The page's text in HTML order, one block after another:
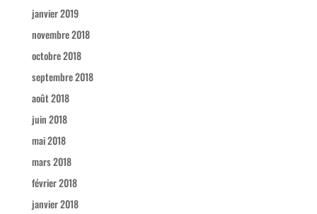
janvier 2019
novembre 2018
octobre 2018
septembre 2018
août 2018
juin 2018
mai 2018
mars 2018
février 2018
janvier 2018